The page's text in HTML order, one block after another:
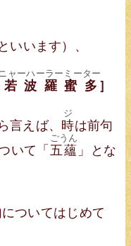
いいます）、
波羅蜜多
ャーハーラーミーター
］
えば、 時
ジ
は前句
いて「 五蘊
ごうん
」とな
についてはじめて